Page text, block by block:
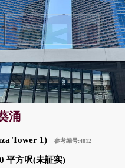
涌
Tower 1) 参考编号:4812
平方呎(未証实)